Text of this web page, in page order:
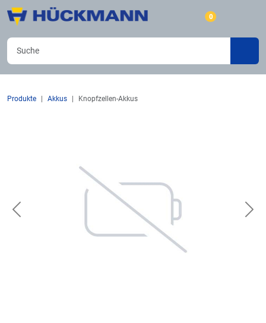
0
Produkte Akkus Knopfzellen-Akkus
Previous